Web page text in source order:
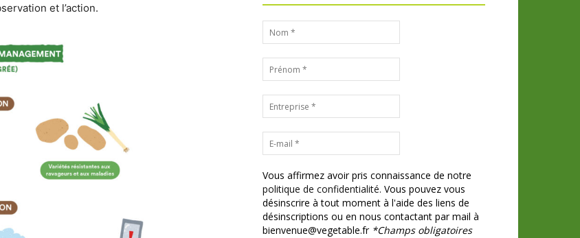
et l’action.
Vous affirmez avoir pris connaissance de notre
politique de confidentialité. Vous pouvez vous
désinscrire à tout moment à l'aide des liens de
désinscriptions ou en nous contactant par mail à
bienvenue@vegetable.fr *Champs obligatoires